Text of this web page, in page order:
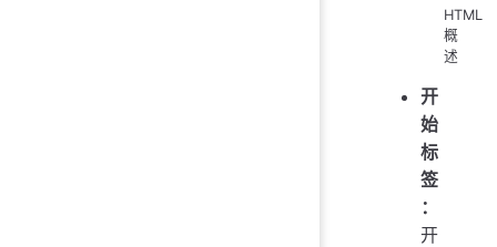
HTML
概
述
开
始
标
签
：
开